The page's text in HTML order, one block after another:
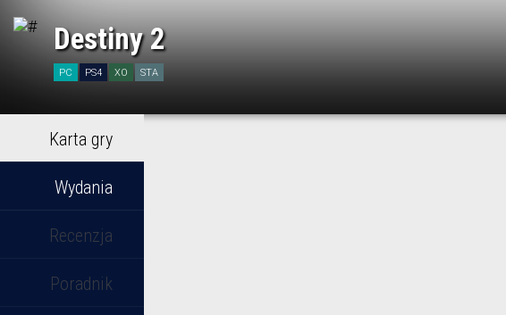
Destiny 2
PC PS4 XO STA
Karta gry
Wydania
Recenzja
Poradnik